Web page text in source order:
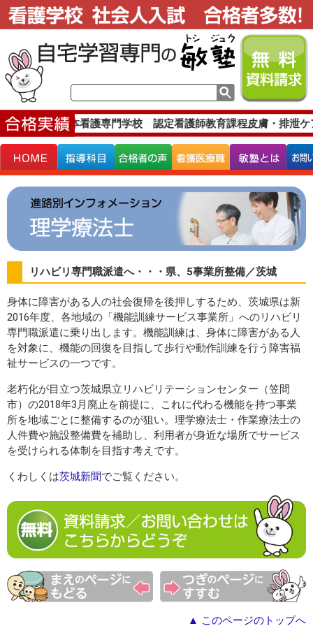
績です。宮本看護専門学校 認定看護師教育課程皮膚・排泄
リハビリ専門職派遣へ・・・県、5事業所整備／茨城
身体に障害がある人の社会復帰を後押しするため、茨城県は新
2016年度、各地域の「機能訓練サービス事業所」へのリハビリ
専門職派遣に乗り出します。機能訓練は、身体に障害がある人
を対象に、機能の回復を目指して歩行や動作訓練を行う障害福
祉サービスの一つです。
老朽化が目立つ茨城県立リハビリテーションセンター（笠間
市）の2018年3月廃止を前提に、これに代わる機能を持つ事業
所を地域ごとに整備するのが狙い。理学療法士・作業療法士の
人件費や施設整備費を補助し、利用者が身近な場所でサービス
を受けられる体制を目指す考えです。
くわしくは茨城新聞でご覧ください。
▲ このページのトップへ